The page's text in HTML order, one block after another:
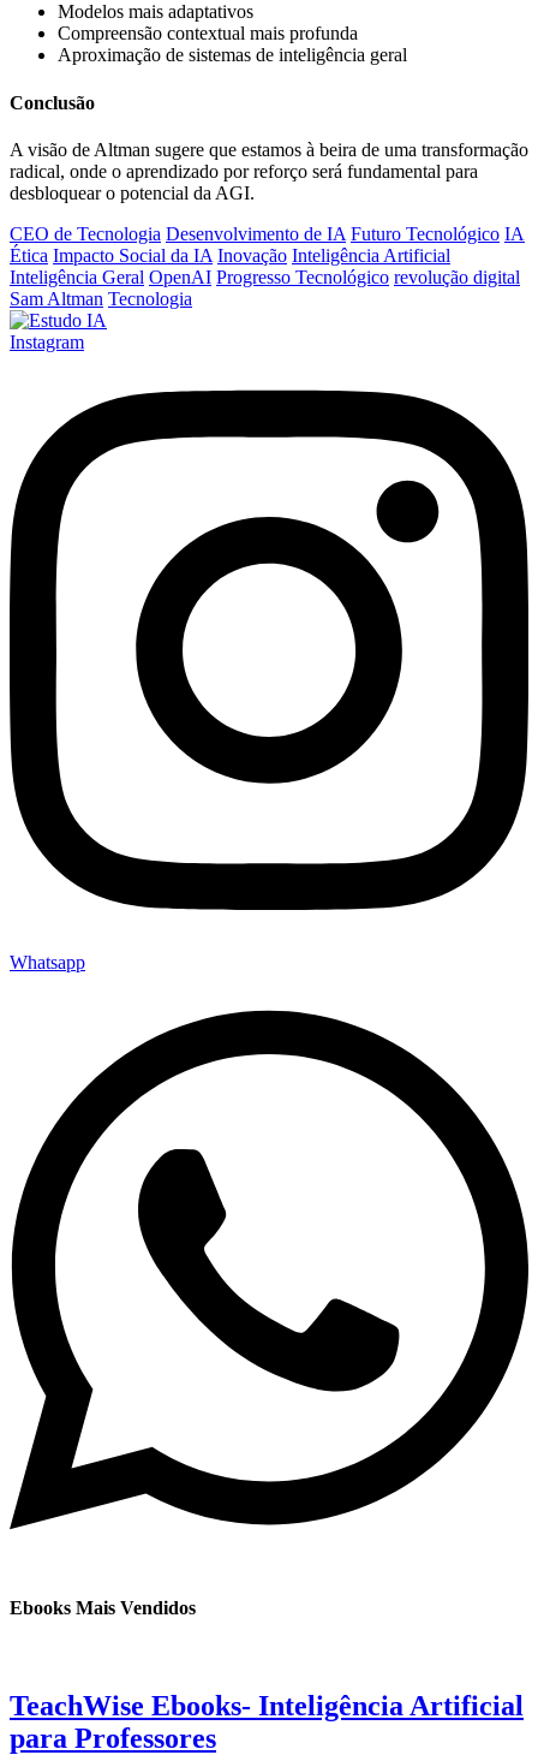
Modelos mais adaptativos
Compreensão contextual mais profunda
Aproximação de sistemas de inteligência geral
Conclusão
A visão de Altman sugere que estamos à beira de uma transformação
radical, onde o aprendizado por reforço será fundamental para
desbloquear o potencial da AGI.
CEO de Tecnologia Desenvolvimento de IA Futuro Tecnológico IA
Ética Impacto Social da IA Inovação Inteligência Artificial
Inteligência Geral OpenAI Progresso Tecnológico revolução digital
Sam Altman Tecnologia
Instagram
Whatsapp
Ebooks Mais Vendidos
TeachWise Ebooks- Inteligência Artificial
para Professores